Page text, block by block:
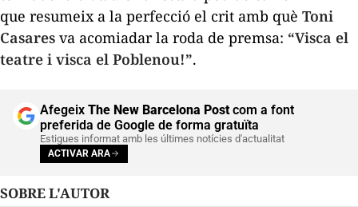
que resumeix a la perfecció el crit amb què Toni
Casares va acomiadar la roda de premsa: “Visca el
teatre i visca el Poblenou!”.
Afegeix The New Barcelona Postcom a font
preferida de Google de forma gratuïta
Estigues informat amb les últimes notícies d'actualitat
ACTIVAR ARA
SOBRE L'AUTOR